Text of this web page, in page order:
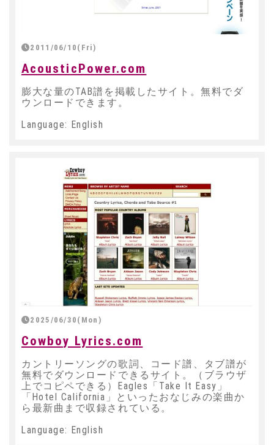
2011/06/10(Fri)
AcousticPower.com
膨大な量のTAB譜を掲載したサイト。無料でダ
ウンロードできます。
Language: English
2025/06/30(Mon)
Cowboy Lyrics.com
カントリーソングの歌詞、コード譜、タブ譜が
無料でダウンロードできるサイト。（ブラウザ
上でコピペできる）Eagles「Take It Easy」
「Hotel California」といったおなじみの楽曲か
ら最新曲まで収録されている。
Language: English